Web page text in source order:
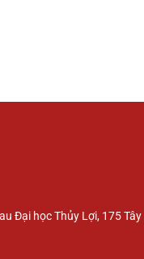
Đại học Thủy Lợi, 175 Tây